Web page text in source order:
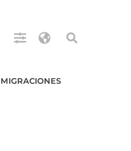
MIGRACIONES